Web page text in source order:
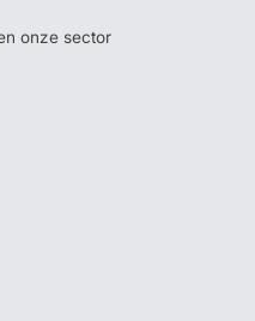
onze sector